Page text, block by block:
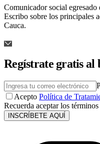
Comunicador social
Escribo sobre los principales
Cauca.
Regístrate gratis al
Acepto Política de
Recuerda aceptar los
INSCRÍBETE AQUÍ